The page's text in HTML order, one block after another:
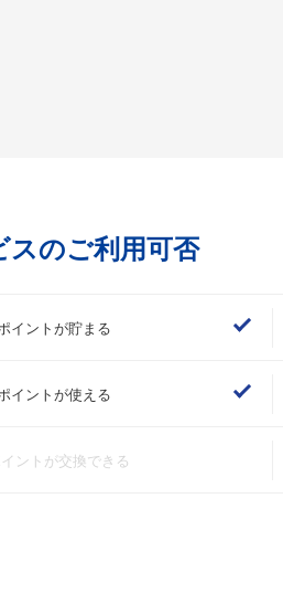
スのご利用可否
イントが貯まる
イントが使える
ントが交換できる